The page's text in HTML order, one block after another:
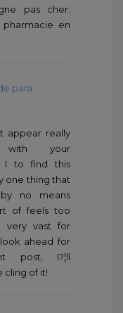
pas cher:
pharmacie en
para
appear really
with your
I to find this
one thing that
no means
of feels too
very vast for
ahead for
post, I?¦ll
of it!